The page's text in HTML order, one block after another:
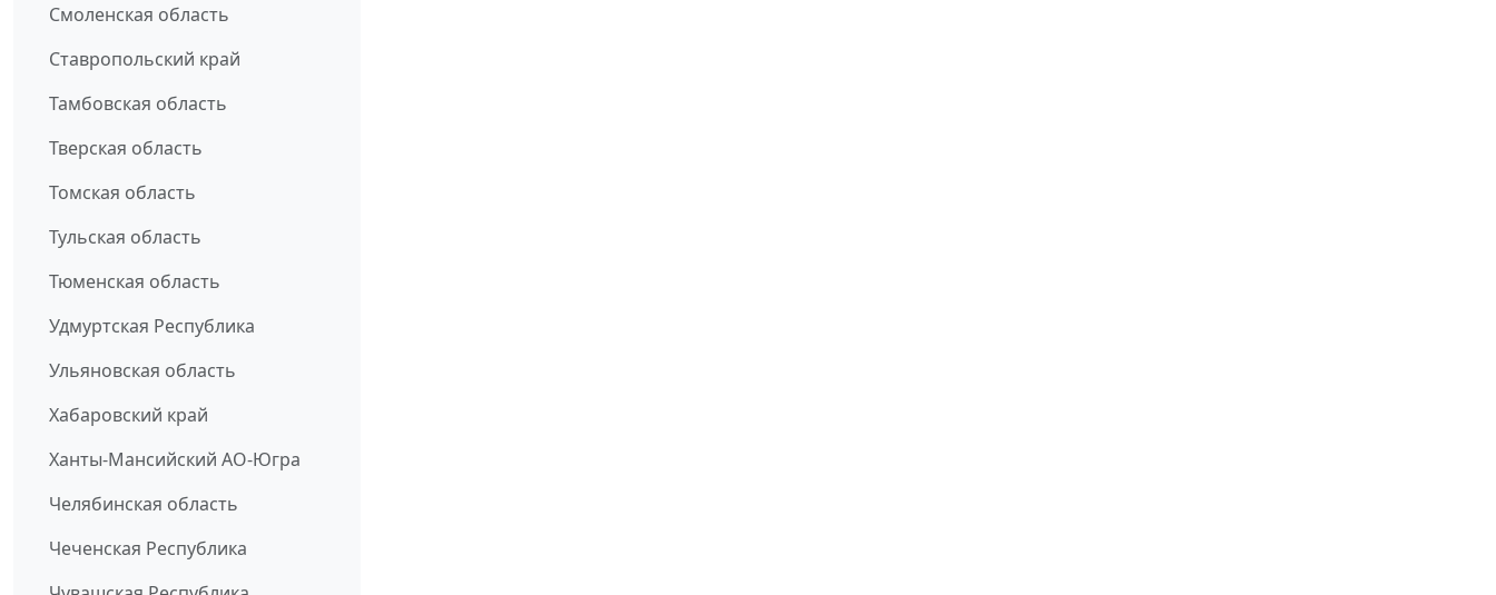
Смоленская область
Ставропольский край
Тамбовская область
Тверская область
Томская область
Тульская область
Тюменская область
Удмуртская Республика
Ульяновская область
Хабаровский край
Ханты-Мансийский АО-Югра
Челябинская область
Чеченская Республика